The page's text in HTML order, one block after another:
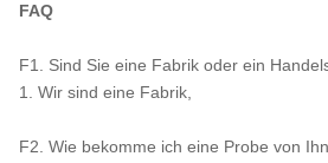
FAQ
F1. Sind Sie eine Fabrik oder ein
1. Wir sind eine Fabrik,
F2. Wie bekomme ich eine Probe von